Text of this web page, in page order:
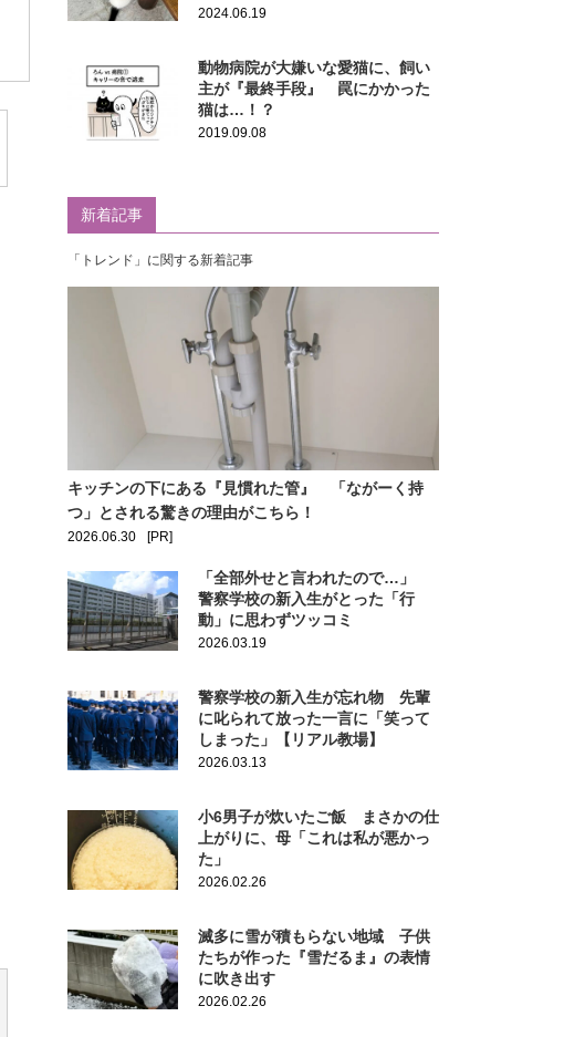
2024.06.19
動物病院が大嫌いな愛猫に、飼い
主が『最終手段』 罠にかかった
猫は…！？
2019.09.08
新着記事
「トレンド」に関する新着記事
キッチンの下にある『見慣れた管』 「ながーく持
つ」とされる驚きの理由がこちら！
2026.06.30 [PR]
「全部外せと言われたので…」
警察学校の新入生がとった「行
動」に思わずツッコミ
2026.03.19
警察学校の新入生が忘れ物 先輩
に叱られて放った一言に「笑って
しまった」【リアル教場】
2026.03.13
小6男子が炊いたご飯 まさかの仕
上がりに、母「これは私が悪かっ
た」
2026.02.26
滅多に雪が積もらない地域 子供
たちが作った『雪だるま』の表情
に吹き出す
2026.02.26